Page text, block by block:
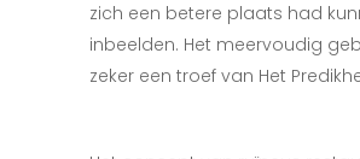
zich een betere plaats had
inbeelden. Het meervoudig
zeker een troef van Het